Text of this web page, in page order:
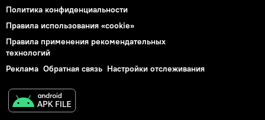
Политика конфиденциальности
Правила использования «cookie»
Правила применения рекомендательных
технологий
Реклама Обратная связь Настройки отслеживания